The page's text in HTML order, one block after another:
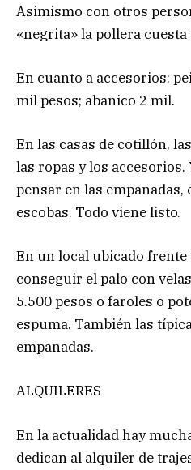
Asimismo con otros
«negrita» la pollera cuesta
En cuanto a accesorios:
mil pesos; abanico 2 mil.
En las casas de cotillón,
las ropas y los
pensar en las empanadas,
escobas. Todo viene listo.
En un local ubicado frente
conseguir el palo con
5.500 pesos o faroles o
espuma. También las
empanadas.
ALQUILERES
En la actualidad hay
dedican al alquiler de